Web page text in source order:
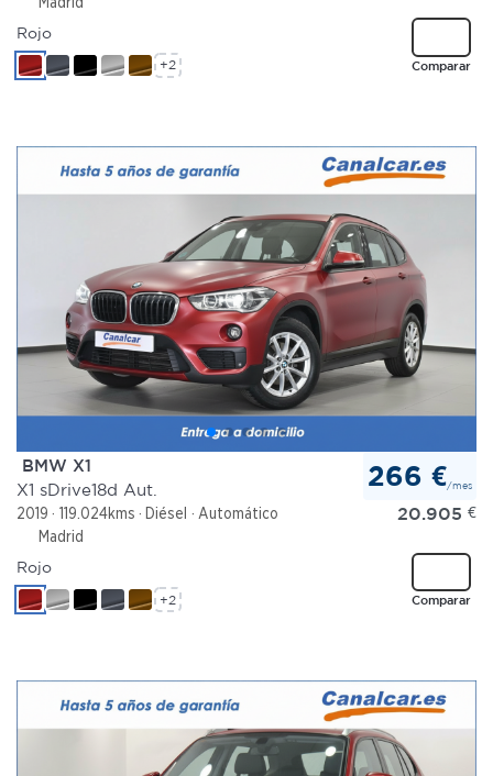
Comparar
Rojo
+2
BMW X1
X1 sDrive18d Aut.
2019 119.024kms Diésel
Automático
Madrid
266 €/mes
20.905 €
Comparar
Rojo
+2